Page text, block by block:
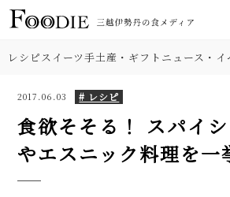
レシピスイーツ手土産・ギフト ニュース・イ
2017.06.03 # レシピ
食欲そそる！ スパイ
やエスニック料理を一
食材